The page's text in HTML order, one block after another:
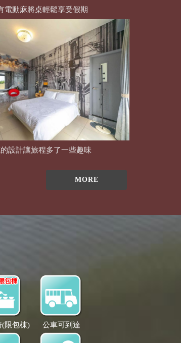
電動麻將桌輕鬆享受假期
設計讓旅程多了一些趣味
MORE
限包棟) 公車可到達